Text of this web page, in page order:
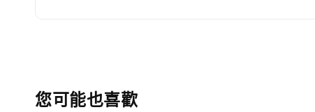
您可能也喜歡